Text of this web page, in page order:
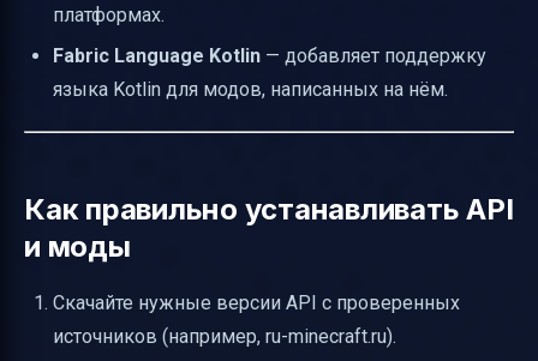
платформах.
Fabric Language Kotlin — добавляет поддержку
языка Kotlin для модов, написанных на нём.
Как правильно устанавливать API
и моды
Скачайте нужные версии API с проверенных
источников (например, ru-minecraft.ru).